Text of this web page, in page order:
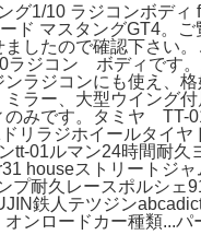
グ1/10 ラジコンボデ
ド マスタングGT4。
ましたので確認下さい
ラジコン ボディです
ラジコンにも使え、
ミラー、大型ウイング
のみです。タミヤ TT-
リラジホイールタイ
01ルマン24時間耐久
houseストリートジ
プ耐久レースポルシェ
鉄人テツジン
ンロードカー種類...